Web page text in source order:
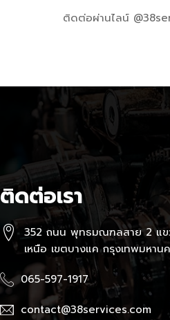
ติดต่อผ่านไลน์
ติดต่อเรา
352 ถนน พุทธมณฑลสาย 2 แข
เหนือ เขตบางแค กรุงเทพมหาน
065-597-1917
contact@38services.com